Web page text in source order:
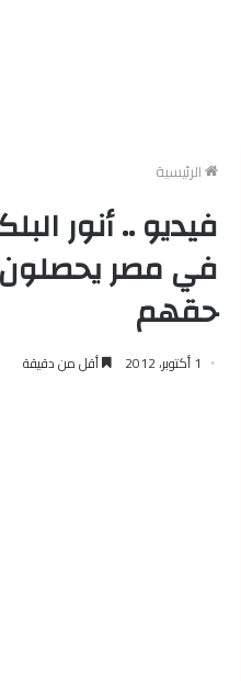
الرئيسية
فيديو .. أنور
في مصر
حقهم
1 أكتوبر، 2012 أقل من دقيقة